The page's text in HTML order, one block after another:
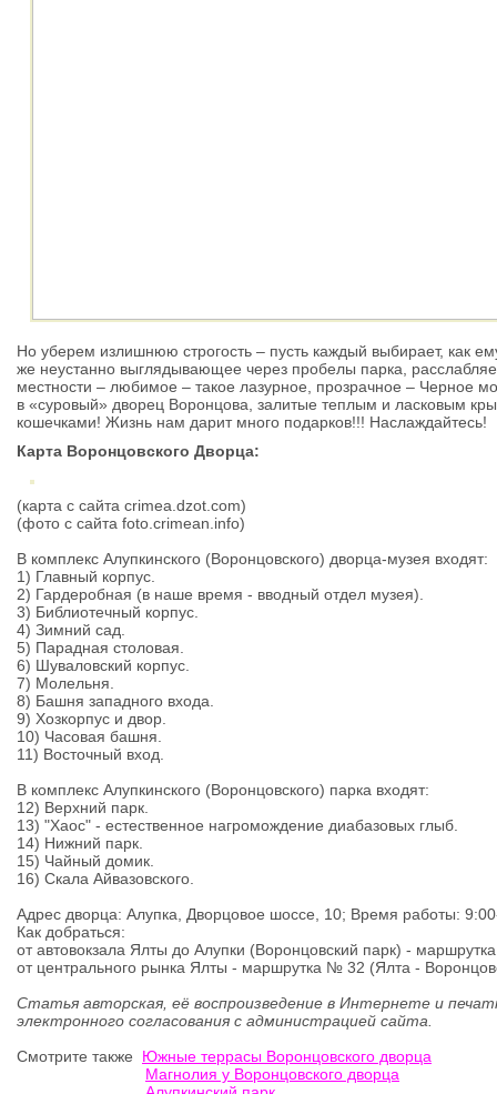
Но уберем излишнюю строгость – пусть каждый выбирает, как
же неустанно выглядывающее через пробелы парка,
местности – любимое – такое лазурное, прозрачное – Черное
в «суровый» дворец Воронцова, залитые теплым и ласковым
кошечками! Жизнь нам дарит много подарков!!! Наслаждайтесь!
Карта Воронцовского Дворца:
(карта с сайта crimea.dzot.com)
(фото с сайта foto.crimean.info)
В комплекс Алупкинского (Воронцовского) дворца-музея входят:
1) Главный корпус.
2) Гардеробная (в наше время - вводный отдел музея).
3) Библиотечный корпус.
4) Зимний сад.
5) Парадная столовая.
6) Шуваловский корпус.
7) Молельня.
8) Башня западного входа.
9) Хозкорпус и двор.
10) Часовая башня.
11) Восточный вход.
В комплекс Алупкинского (Воронцовского) парка входят:
12) Верхний парк.
13) "Хаос" - естественное нагромождение диабазовых глыб.
14) Нижний парк.
15) Чайный домик.
16) Скала Айвазовского.
Адрес дворца: Алупка, Дворцовое шоссе, 10; Время работы:
Как добраться:
от автовокзала Ялты до Алупки (Воронцовский парк) -
от центрального рынка Ялты - маршрутка № 32 (Ялта -
Статья авторская, её воспроизведение в Интернете и
электронного согласования с администрацией сайта.
Смотрите также Южные террасы Воронцовского дворца
Магнолия у Воронцовского дворца